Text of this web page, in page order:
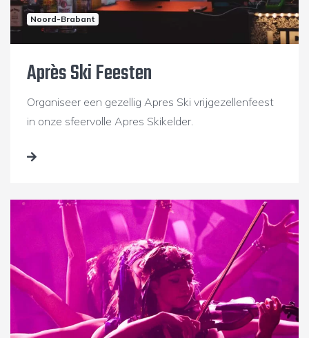
Noord-Brabant
Après Ski Feesten
Organiseer een gezellig Apres Ski vrijgezellenfeest
in onze sfeervolle Apres Skikelder.